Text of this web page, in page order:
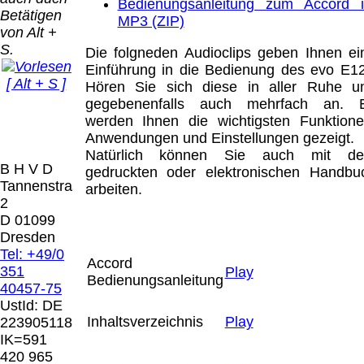
Betätigen
von Alt +
S.
[ Alt + S ]
B H V D
Tannenstrasse
2
D 01099
Dresden
Tel: +49/0
351
40457-75
UstId: DE
223905118
IK=591
420 965
Bedienungsanleitung zum Accord
MP3 (ZIP)
Die folgneden Audioclips geben Ihnen
Einführung in die Bedienung des evo
Hören Sie sich diese in aller Ruhe
gegebenenfalls auch mehrfach an.
werden Ihnen die wichtigsten
Anwendungen und Einstellungen gezeigt.
Natürlich können Sie auch mit
gedruckten oder elektronischen
arbeiten.
Accord
Bedienungsanleitung Play
Inhaltsverzeichnis Play
Der Versand erfolgt
als versichertes
Paket.
Selbstabholung
vom Büro oder
von
Ausstellungen:
0.00 €
Versandart
Email z.B. einen
Lizenzschlüssel
und die
Rechnung /
Lieferschein. Sie
erhalten also
keinen
Datenträger.
Die in diesem Dokument genannten
Warenzeichen sind Eigentum der jeweiligen
Firmen. Preisänderungen, Irrtümer und
technische Änderungen vorbehalten.
letzte Änderung: 24. Juni 2026 Blinden
Hilfsmittel Vertrieb Dresden,
Mit einem Urteil vom 12.05.1998 - 312 O
85/98 - Haftung für Links hat das Landgericht
2026
Wir
[ 9425 ]